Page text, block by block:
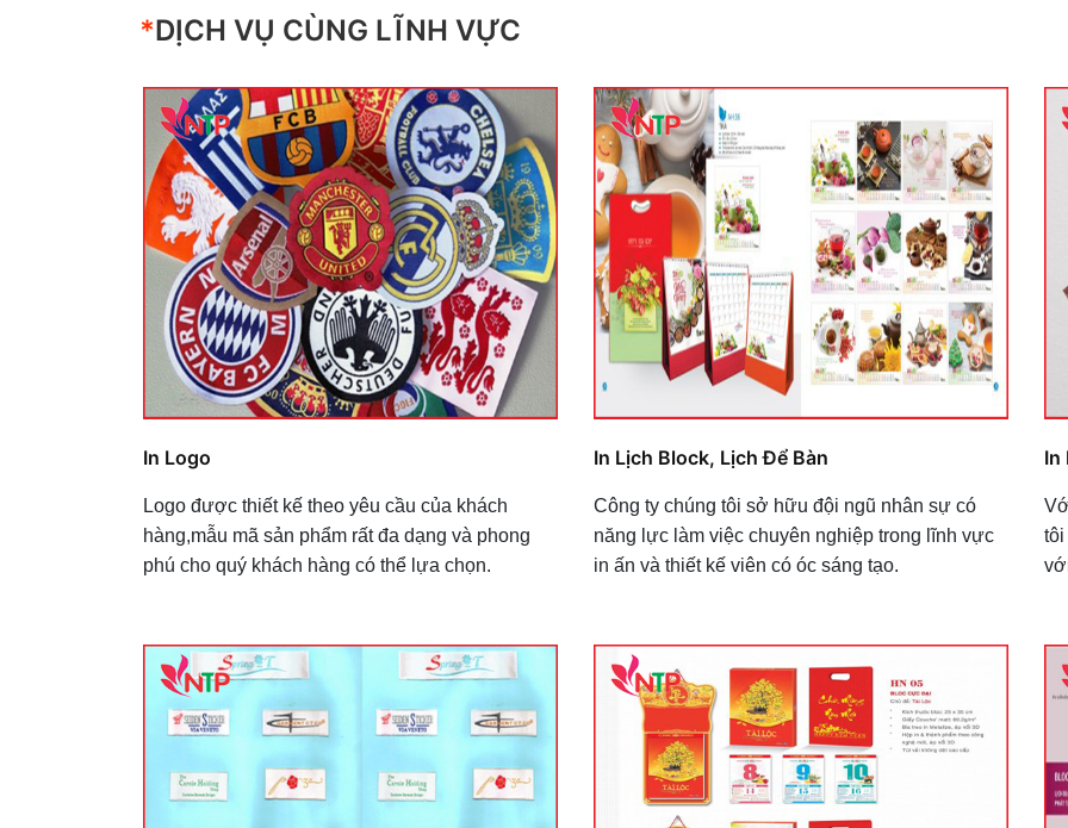
*DỊCH VỤ CÙNG LĨNH VỰC
In Logo
Logo được thiết kế theo yêu cầu của khách
hàng,mẫu mã sản phẩm rất đa dạng và phong
phú cho quý khách hàng có thể lựa chọn.
In Lịch Block, Lịch Để Bàn
Công ty chúng tôi sở hữu đội ngũ nhân sự có
năng lực làm việc chuyên nghiệp trong lĩnh vực
in ấn và thiết kế viên có óc sáng tạo.
In
tôi